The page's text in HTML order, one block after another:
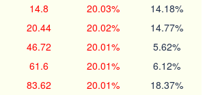
14.8 20.03% 14.18%
20.44 20.02% 14.77%
46.72 20.01% 5.62%
61.6 20.01% 6.12%
83.62 20.01% 18.37%